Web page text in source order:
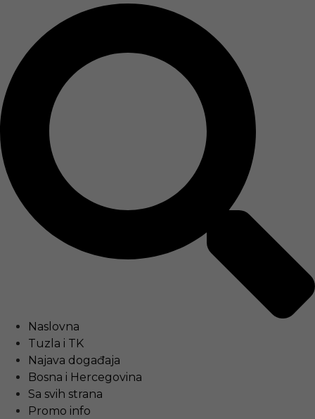
Naslovna
Tuzla i TK
Najava događaja
Bosna i Hercegovina
Sa svih strana
Promo info